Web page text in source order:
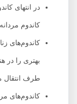
در انتهای
کاندوم مردانه
کاندوم‌های
بهتری را در
طرف انتقال
کاندوم‌های